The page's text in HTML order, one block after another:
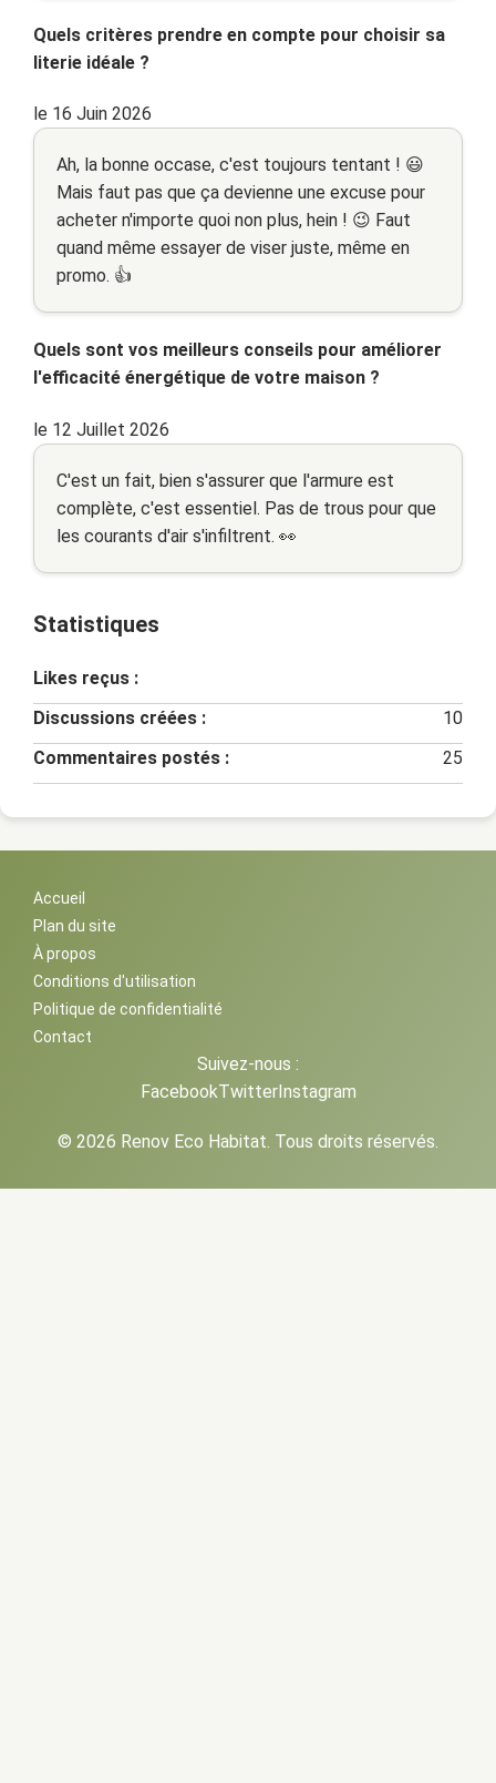
Quels critères prendre en compte pour choisir sa
literie idéale ?
le 16 Juin 2026
Ah, la bonne occase, c'est toujours tentant ! 😃
Mais faut pas que ça devienne une excuse pour
acheter n'importe quoi non plus, hein ! 😉 Faut
quand même essayer de viser juste, même en
promo. 👍
Quels sont vos meilleurs conseils pour améliorer
l'efficacité énergétique de votre maison ?
le 12 Juillet 2026
C'est un fait, bien s'assurer que l'armure est
complète, c'est essentiel. Pas de trous pour que
les courants d'air s'infiltrent. 👀
Statistiques
Likes reçus :
Discussions créées :
10
Commentaires postés :
25
Accueil
Plan du site
À propos
Conditions d'utilisation
Politique de confidentialité
Contact
Suivez-nous :
FacebookTwitterInstagram
© 2026 Renov Eco Habitat. Tous droits réservés.